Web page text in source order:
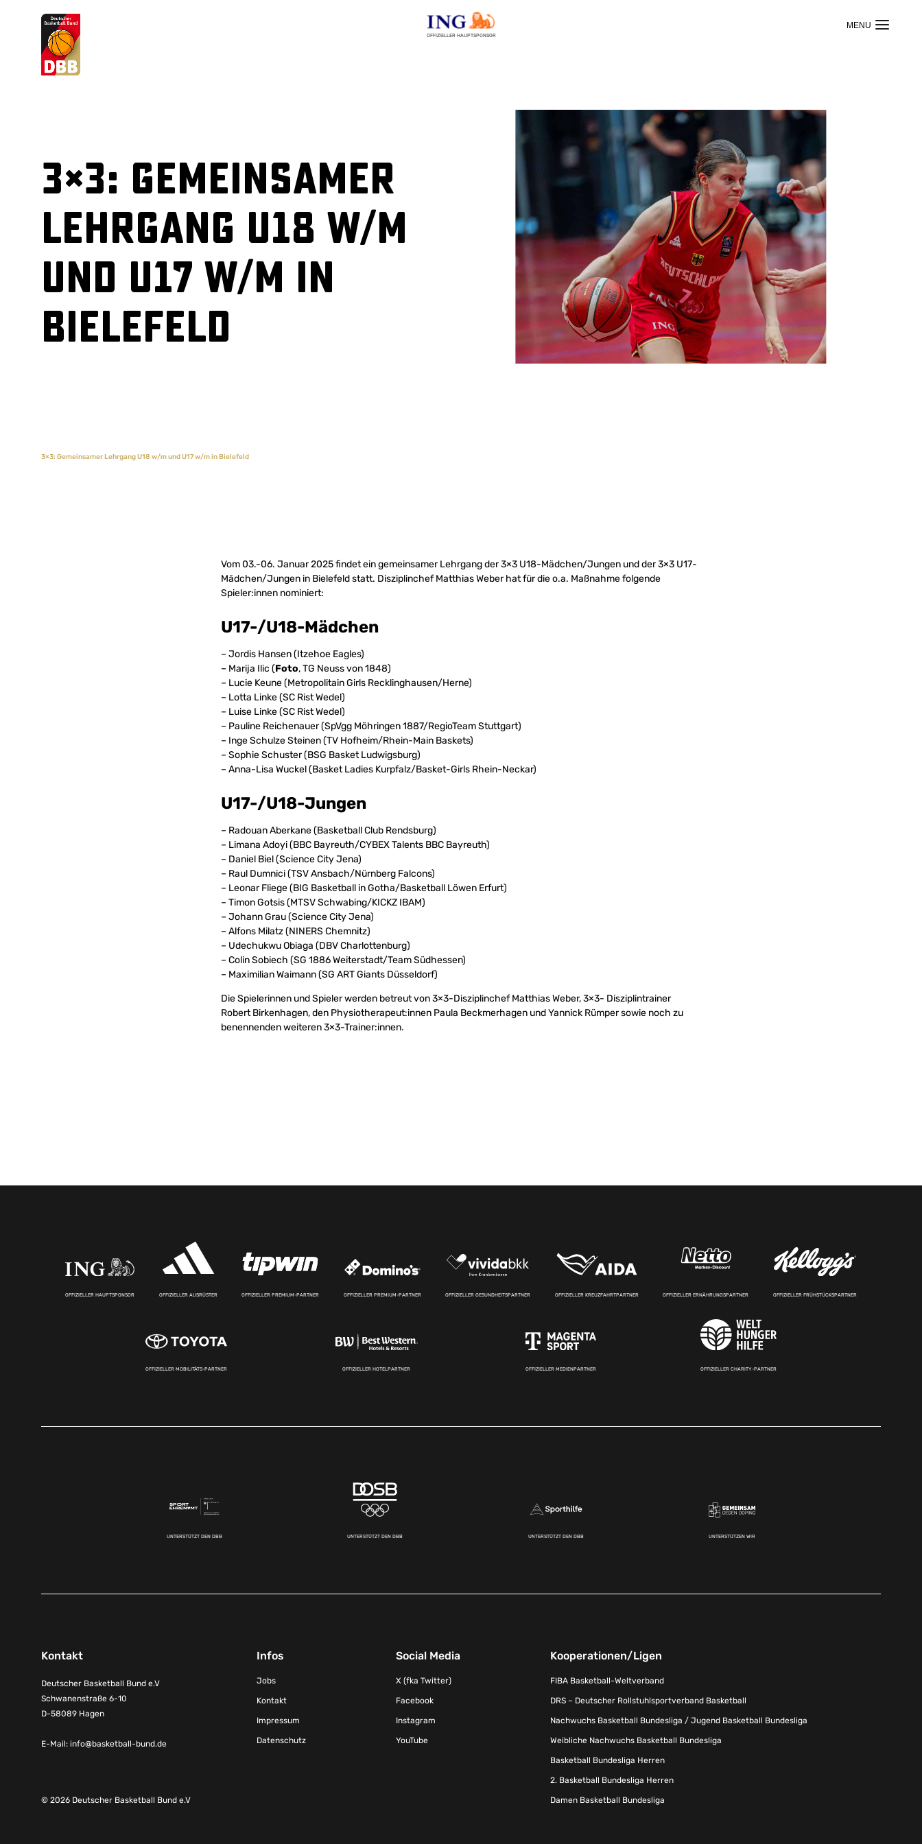
OFFIZIELLER HAUPTSPONSOR
Suchvorschläge
3×3: Gemeinsamer
Lehrgang U18 w/m
und U17 w/m in
Bielefeld
3×3: Gemeinsamer Lehrgang U18 w/m und U17 w/m in Bielefeld
Vom 03.-06. Januar 2025 findet ein gemeinsamer Lehrgang der 3×3 U18-Mädchen/Jungen und der 3×3 U17-
Mädchen/Jungen in Bielefeld statt. Disziplinchef Matthias Weber hat für die o.a. Maßnahme folgende
Spieler:innen nominiert:
U17-/U18-Mädchen
– Jordis Hansen (Itzehoe Eagles)
– Marija Ilic (Foto, TG Neuss von 1848)
– Lucie Keune (Metropolitain Girls Recklinghausen/Herne)
– Lotta Linke (SC Rist Wedel)
– Luise Linke (SC Rist Wedel)
– Pauline Reichenauer (SpVgg Möhringen 1887/RegioTeam Stuttgart)
– Inge Schulze Steinen (TV Hofheim/Rhein-Main Baskets)
– Sophie Schuster (BSG Basket Ludwigsburg)
– Anna-Lisa Wuckel (Basket Ladies Kurpfalz/Basket-Girls Rhein-Neckar)
U17-/U18-Jungen
– Radouan Aberkane (Basketball Club Rendsburg)
– Limana Adoyi (BBC Bayreuth/CYBEX Talents BBC Bayreuth)
– Daniel Biel (Science City Jena)
– Raul Dumnici (TSV Ansbach/Nürnberg Falcons)
– Leonar Fliege (BIG Basketball in Gotha/Basketball Löwen Erfurt)
– Timon Gotsis (MTSV Schwabing/KICKZ IBAM)
– Johann Grau (Science City Jena)
– Alfons Milatz (NINERS Chemnitz)
– Udechukwu Obiaga (DBV Charlottenburg)
– Colin Sobiech (SG 1886 Weiterstadt/Team Südhessen)
– Maximilian Waimann (SG ART Giants Düsseldorf)
Die Spielerinnen und Spieler werden betreut von 3×3-Disziplinchef Matthias Weber, 3×3- Disziplintrainer
Robert Birkenhagen, den Physiotherapeut:innen Paula Beckmerhagen und Yannick Rümper sowie noch zu
benennenden weiteren 3×3-Trainer:innen.
OFFIZIELLER HAUPTSPONSOR OFFIZIELLER AUSRÜSTER OFFIZIELLER PREMIUM-PARTNER OFFIZIELLER PREMIUM-PARTNER OFFIZIELLER GESUNDHEITSPARTNER OFFIZIELLER KREUZFAHRTPARTNER OFFIZIELLER ERNÄHRUNGSPARTNER OFFIZIELLER FRÜHSTÜCKSPARTNER
OFFIZIELLER MOBILITÄTS-PARTNER OFFIZIELLER HOTELPARTNER OFFIZIELLER MEDIENPARTNER OFFIZIELLER CHARITY-PARTNER
UNTERSTÜTZT DEN DBB UNTERSTÜTZT DEN DBB UNTERSTÜTZT DEN DBB UNTERSTÜTZEN WIR
Kontakt
Deutscher Basketball Bund e.V
Schwanenstraße 6-10
D-58089 Hagen
E-Mail: info@basketball-bund.de
Infos
Jobs
Kontakt
Impressum
Datenschutz
Social Media
X (fka Twitter)
Facebook
Instagram
YouTube
Kooperationen/Ligen
FIBA Basketball-Weltverband
DRS – Deutscher Rollstuhlsportverband Basketball
Nachwuchs Basketball Bundesliga / Jugend Basketball Bundesliga
Weibliche Nachwuchs Basketball Bundesliga
Basketball Bundesliga Herren
2. Basketball Bundesliga Herren
Damen Basketball Bundesliga
© 2026 Deutscher Basketball Bund e.V